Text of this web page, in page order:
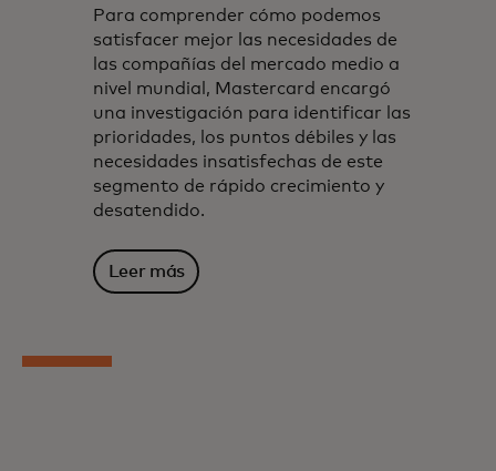
Para comprender cómo podemos
satisfacer mejor las necesidades de
las compañías del mercado medio a
nivel mundial, Mastercard encargó
una investigación para identificar las
prioridades, los puntos débiles y las
necesidades insatisfechas de este
segmento de rápido crecimiento y
desatendido.
Leer más